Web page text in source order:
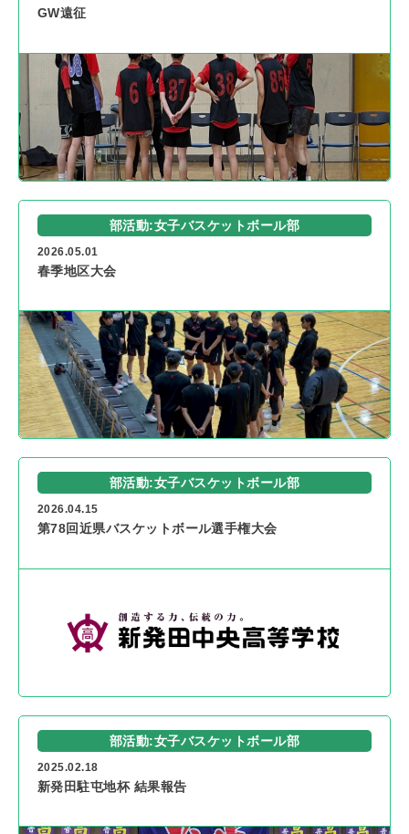
GW遠征
部活動:女子バスケットボール部
2026.05.01
春季地区大会
部活動:女子バスケットボール部
2026.04.15
第78回近県バスケットボール選手権大会
部活動:女子バスケットボール部
2025.02.18
新発田駐屯地杯 結果報告